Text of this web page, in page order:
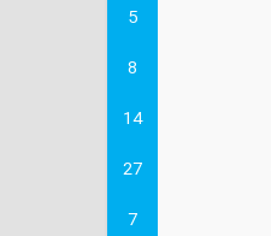
5
8
14
27
7